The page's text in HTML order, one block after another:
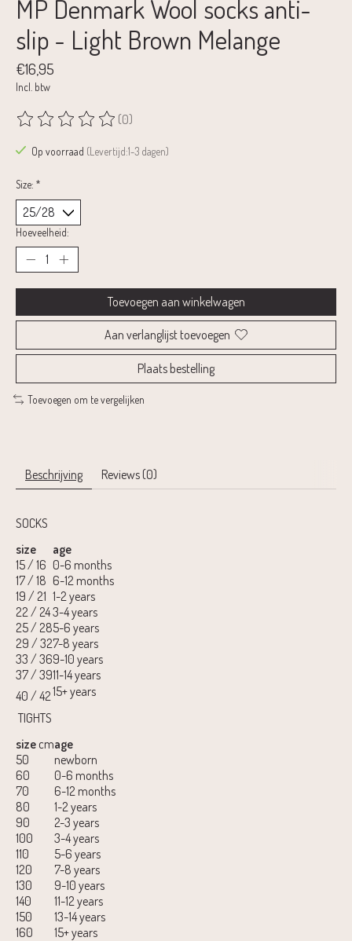
MP Denmark Wool socks anti-
slip - Light Brown Melange
€16,95
Incl. btw
De beoordeling van dit product is
(0)
Op voorraad (Levertijd:1-3 dagen)
Size: *
Hoeveelheid:
Toevoegen aan winkelwagen
Aan verlanglijst toevoegen
Plaats bestelling
Toevoegen om te vergelijken
Beschrijving Reviews (0)
SOCKS
size
age
15 / 16 0-6 months
17 / 18 6-12 months
19 / 21 1-2 years
22 / 243-4 years
25 / 285-6 years
29 / 327-8 years
33 / 369-10 years
37 / 3911-14 years
40 / 4215+ years
TIGHTS
size cmage
50
newborn
60
0-6 months
70
6-12 months
80
1-2 years
90
2-3 years
100
3-4 years
110
5-6 years
120
7-8 years
130
9-10 years
140
11-12 years
150
13-14 years
160
15+ years